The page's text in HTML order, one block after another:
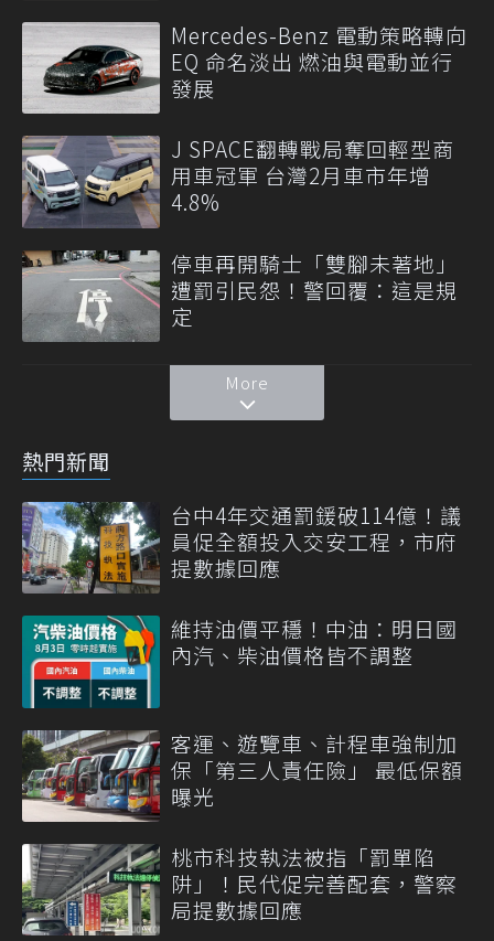
Mercedes-Benz 電動策略轉向
EQ 命名淡出 燃油與電動並行
發展
J SPACE翻轉戰局奪回輕型商
用車冠軍 台灣2月車市年增
4.8%
停車再開騎士「雙腳未著地」
遭罰引民怨！警回覆：這是規
定
More
熱門新聞
台中4年交通罰鍰破114億！議
員促全額投入交安工程，市府
提數據回應
維持油價平穩！中油：明日國
內汽、柴油價格皆不調整
客運、遊覽車、計程車強制加
保「第三人責任險」 最低保額
曝光
桃市科技執法被指「罰單陷
阱」！民代促完善配套，警察
局提數據回應